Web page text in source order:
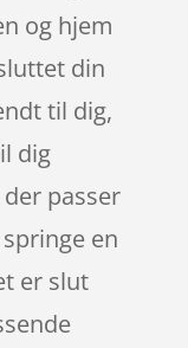
og hjem
din
til dig,
dig
passer
en
er slut